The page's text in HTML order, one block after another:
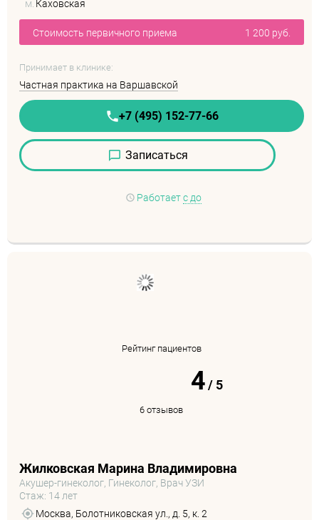
м. Каховская
Стоимость первичного приема 1 200 руб.
Принимает в клинике:
Частная практика на Варшавской
+7 (495) 152-77-66
Записаться
Работает с до
Рейтинг пациентов
4/5
6 отзывов
Жилковская Марина Владимировна
Акушер-гинеколог, Гинеколог, Врач УЗИ
Стаж: 14 лет
Москва, Болотниковская ул., д. 5, к. 2